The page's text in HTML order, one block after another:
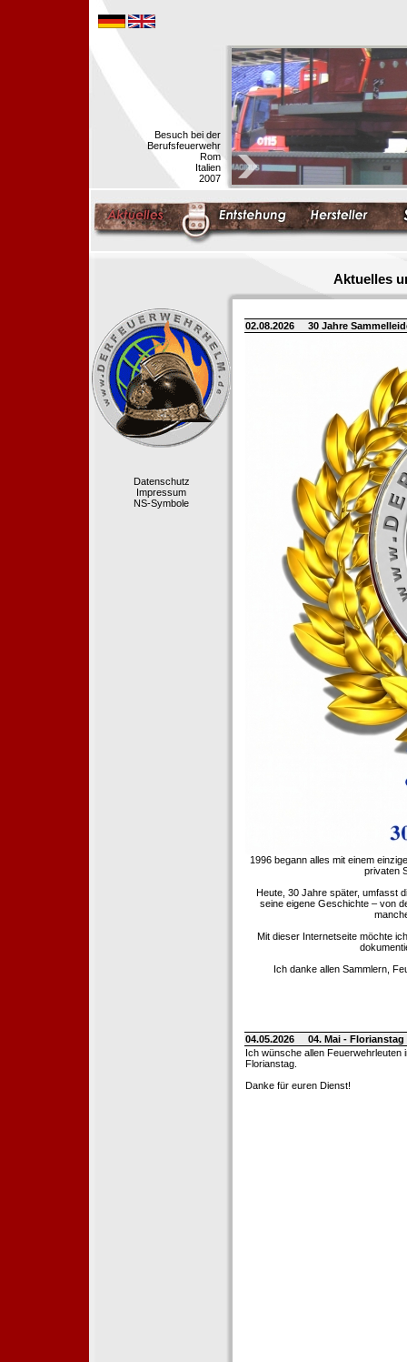
Besuch bei der
Berufsfeuerwehr
Rom
Italien
2007
Aktuelles
Datenschutz
Impressum
NS-Symbole
02.08.2026 30 Jahre
1996 begann alles mit einem
privaten
Heute, 30 Jahre später, umfasst
seine eigene Geschichte – von
Mit dieser Internetseite möchte
Ich danke allen Sammlern,
04.05.2026
04. Mai -
Ich wünsche allen Feuerwehrleuten
Florianstag.
Danke für euren Dienst!